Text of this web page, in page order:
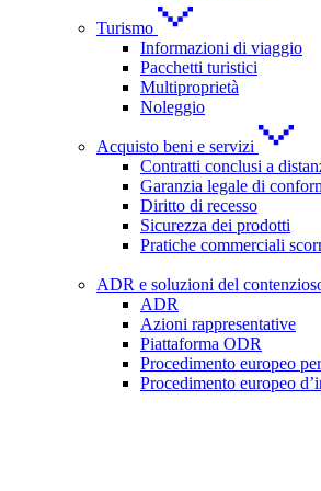
Turismo
Informazioni di viaggio
Pacchetti turistici
Multiproprietà
Noleggio
Acquisto beni e servizi
Contratti conclusi a
Garanzia legale di
Diritto di recesso
Sicurezza dei prodotti
Pratiche commerciali
ADR e soluzioni del
ADR
Azioni rappresentative
Piattaforma ODR
Procedimento europeo
Procedimento europeo